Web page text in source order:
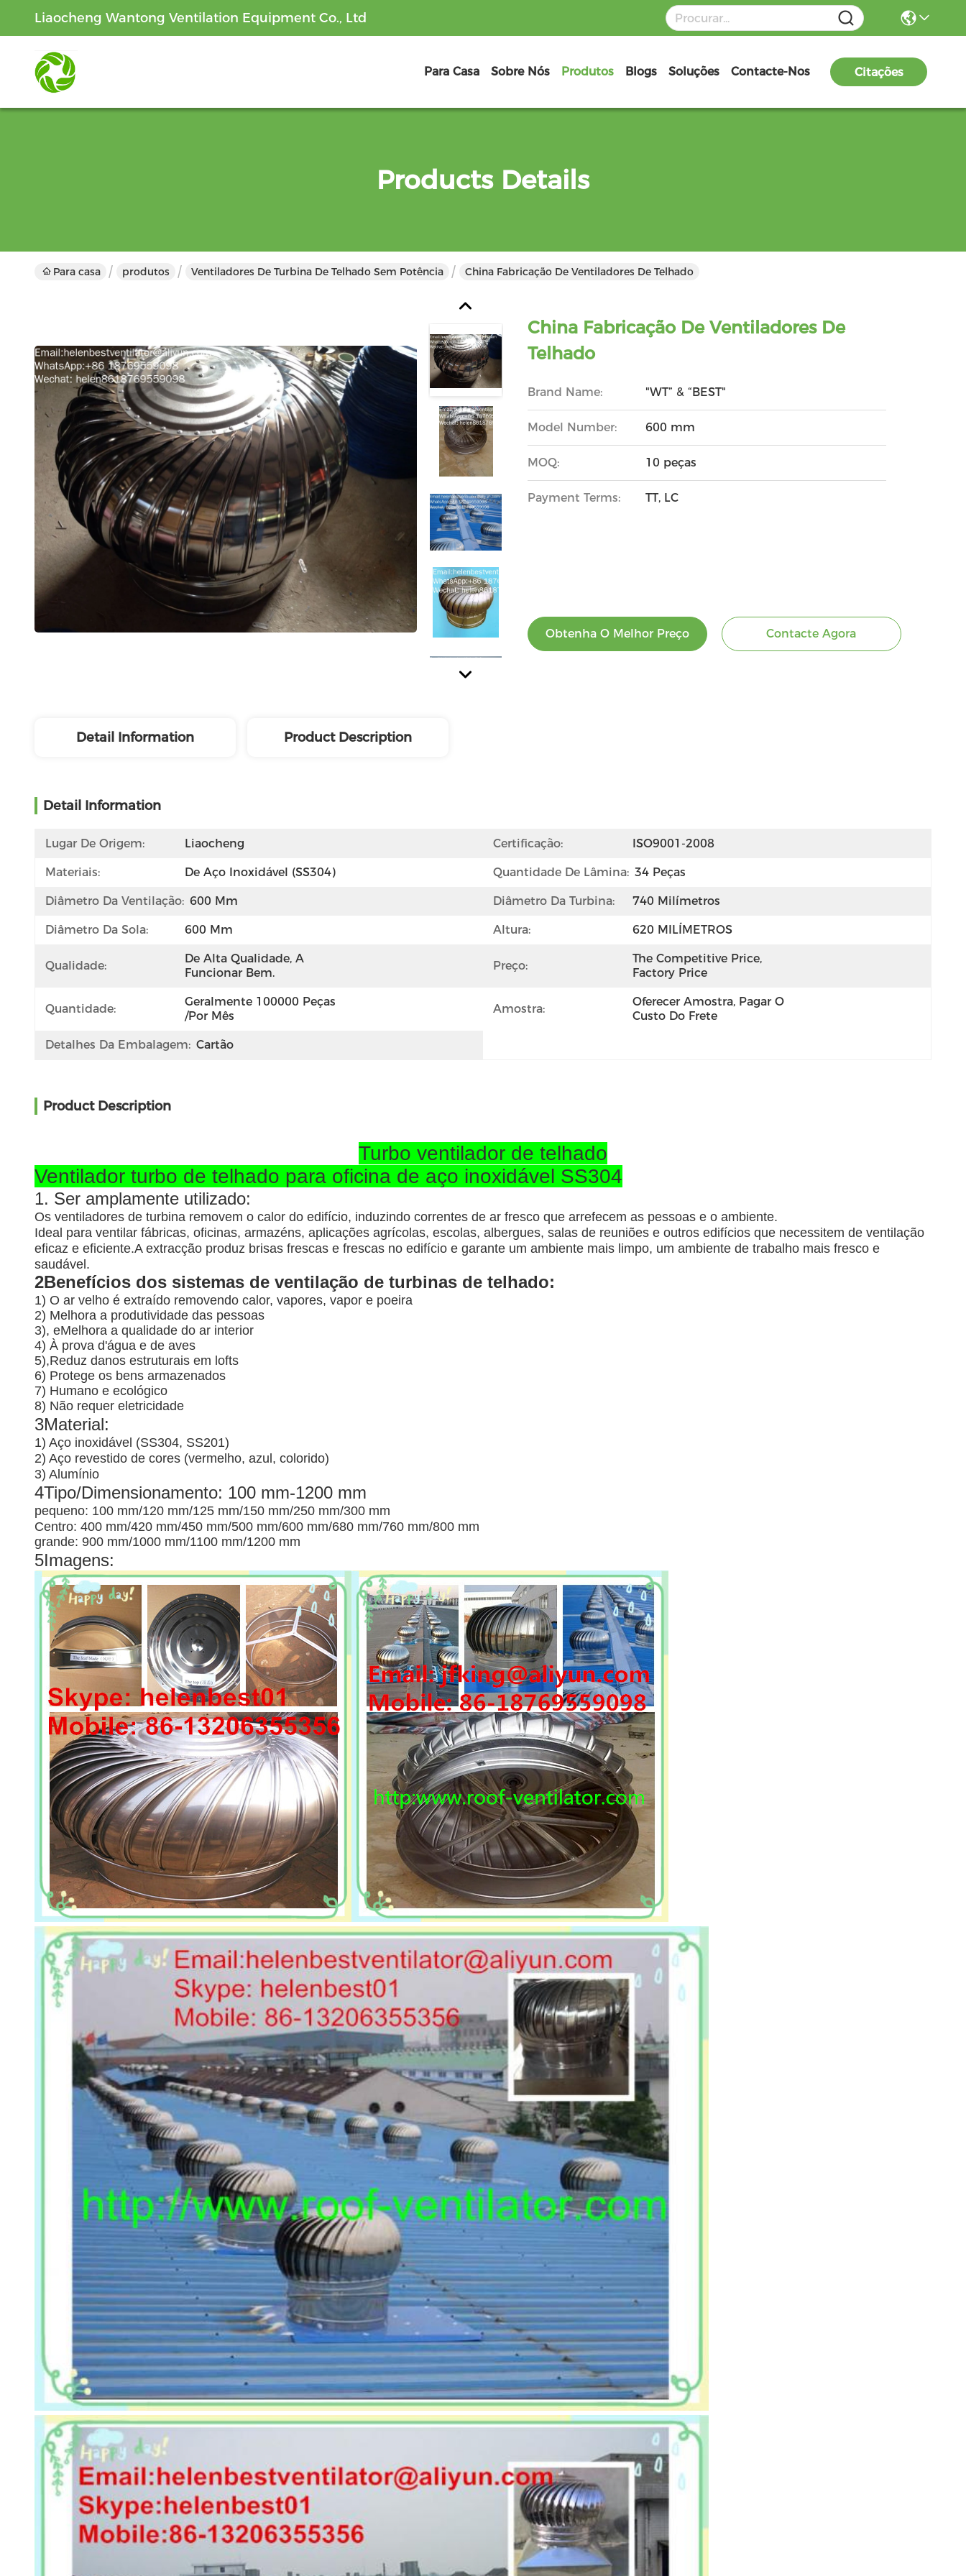
Liaocheng Wantong Ventilation Equipment Co., Ltd
Para Casa Sobre Nós Produtos Blogs Soluções Contacte-Nos Citações
Products Details
Para casa produtos Ventiladores De Turbina De Telhado Sem Potência China Fabricação De Ventiladores De Telhado
China Fabricação De Ventiladores De
Telhado
Brand Name: "WT” & “BEST"
Model Number: 600 mm
MOQ: 10 peças
Payment Terms: TT, LC
Obtenha O Melhor Preço Contacte Agora
Detail Information Product Description
Detail Information
Lugar De Origem: Liaocheng Certificação: ISO9001-2008
Materiais: De Aço Inoxidável (SS304) Quantidade De Lâmina: 34 Peças
Diâmetro Da Ventilação: 600 Mm Diâmetro Da Turbina: 740 Milímetros
Diâmetro Da Sola: 600 Mm Altura: 620 MILÍMETROS
Qualidade:
De Alta Qualidade, A
Funcionar Bem.
Preço:
The Competitive Price,
Factory Price
Quantidade:
Geralmente 100000 Peças
/por Mês
Amostra:
Oferecer Amostra, Pagar O
Custo Do Frete
Detalhes Da Embalagem: Cartão
Product Description
Turbo ventilador de telhado
Ventilador turbo de telhado para oficina de aço inoxidável SS304
1. Ser amplamente utilizado:
Os ventiladores de turbina removem o calor do edifício, induzindo correntes de ar fresco que arrefecem as pessoas e o ambiente.
Ideal para ventilar fábricas, oficinas, armazéns, aplicações agrícolas, escolas, albergues, salas de reuniões e outros edifícios que necessitem de ventilação
eficaz e eficiente.A extracção produz brisas frescas e frescas no edifício e garante um ambiente mais limpo, um ambiente de trabalho mais fresco e
saudável.
2Benefícios dos sistemas de ventilação de turbinas de telhado:
1) O ar velho é extraído removendo calor, vapores, vapor e poeira
2) Melhora a produtividade das pessoas
3), eMelhora a qualidade do ar interior
4) À prova d'água e de aves
5),Reduz danos estruturais em lofts
6) Protege os bens armazenados
7) Humano e ecológico
8) Não requer eletricidade
3Material:
1) Aço inoxidável (SS304, SS201)
2) Aço revestido de cores (vermelho, azul, colorido)
3) Alumínio
4Tipo/Dimensionamento: 100 mm-1200 mm
pequeno: 100 mm/120 mm/125 mm/150 mm/250 mm/300 mm
Centro: 400 mm/420 mm/450 mm/500 mm/600 mm/680 mm/760 mm/800 mm
grande: 900 mm/1000 mm/1100 mm/1200 mm
5Imagens: